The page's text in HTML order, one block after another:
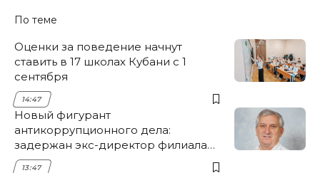
По теме
Оценки за поведение начнут
ставить в 17 школах Кубани с 1
сентября
14:47
Новый фигурант
антикоррупционного дела:
задержан экс-директор филиала
НЭСК Крымска
13:47